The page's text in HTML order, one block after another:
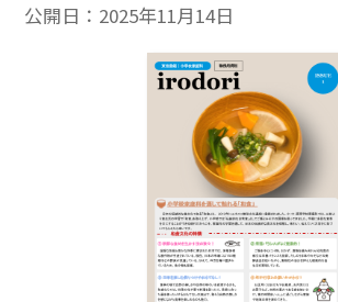
公開日： 2025年11月14日